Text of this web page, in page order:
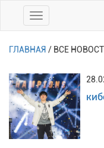
ГЛАВНАЯ / ВСЕ